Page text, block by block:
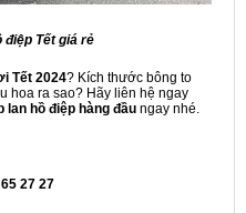
điệp Tết giá rẻ
Tết 2024? Kích thước bông to
hoa ra sao? Hãy liên hệ ngay
lan hồ điệp hàng đầu ngay nhé.
27 27